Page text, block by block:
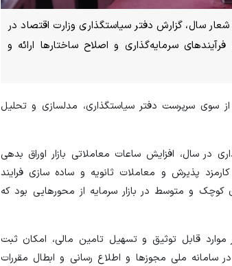
سال، گزارش دفتر سیاستگذاری وزارت اقتصاد در
سرمایه‌گذاری و اصلاح ساختارها ارائه و
سوی سرپرست دفتر سیاستگذاری، مدلسازی و تحلیل
در سال، افزایش ساعات معاملاتی بازار اوراق بدهی
پذیرش و معاملات ثانویه و ساده سازی فرایند
و متوسط در بازار سرمایه از محورهایی بود که
موارد قابل توثیق و تسهیل تامین مالی، امکان ثبت
سامانه ملی مجوزها و اطلاع رسانی و ابطال مقررات